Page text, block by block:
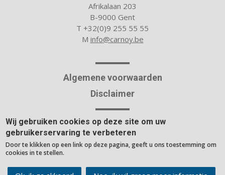
Afrikalaan 203
B-9000 Gent
T +32(0)9 255 55 55
M info@carnoy.be
Algemene voorwaarden
Disclaimer
Over Carnoy
Nieuwsblog
Rekentools
Wij gebruiken cookies op deze site om uw
gebruikerservaring te verbeteren
Door te klikken op een link op deze pagina, geeft u ons toestemming om
cookies in te stellen.